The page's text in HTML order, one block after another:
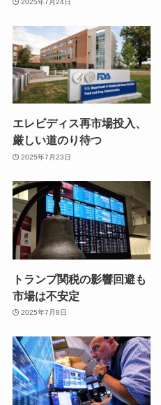
2025年7月24日
エレビディス再市場投入、
厳しい道のり待つ
2025年7月23日
トランプ関税の影響回避も
市場は不安定
2025年7月8日